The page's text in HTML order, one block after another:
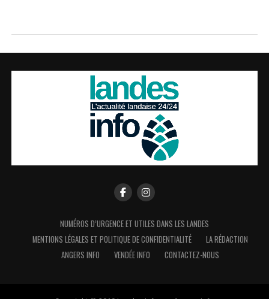
NUMÉROS D’URGENCE ET UTILES DANS LES LANDES
MENTIONS LÉGALES ET POLITIQUE DE CONFIDENTIALITÉ
LA RÉDACTION
ANGERS INFO
VENDÉE INFO CONTACTEZ-NOUS